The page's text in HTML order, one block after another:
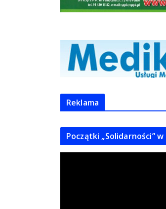
Reklama
Początki „Solidarności” w